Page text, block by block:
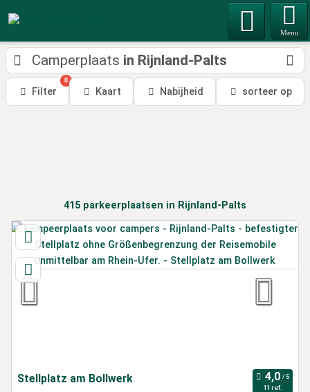
Menu
Camperplaats in Rijnland-Palts
Filter
0
Kaart Nabijheid sorteer op
415 parkeerplaatsen in Rijnland-Palts
Stellplatz am Bollwerk
11 ref.